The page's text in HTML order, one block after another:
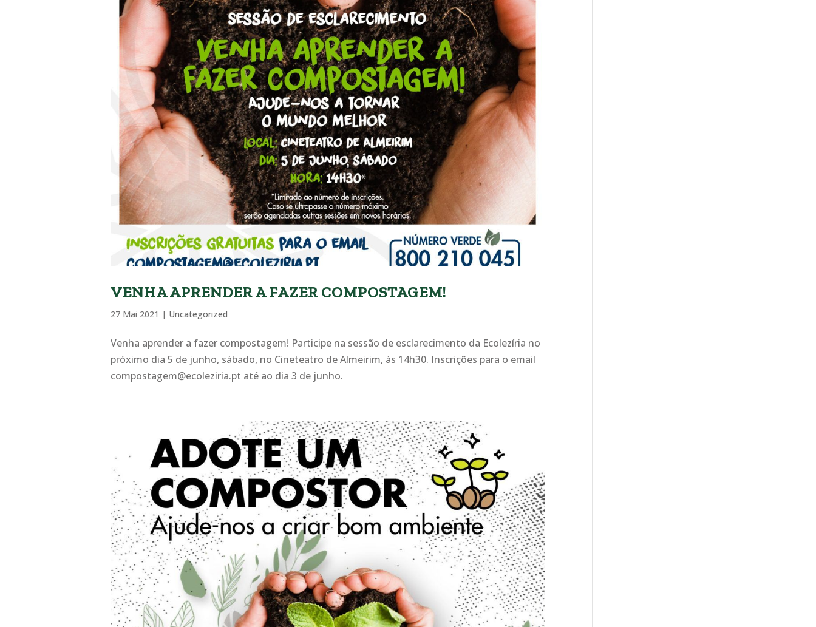
VENHA APRENDER A FAZER COMPOSTAGEM!
27 Mai 2021 | Uncategorized
Venha aprender a fazer compostagem! Participe na sessão de esclarecimento da Ecolezíria no
próximo dia 5 de junho, sábado, no Cineteatro de Almeirim, às 14h30. Inscrições para o email
compostagem@ecoleziria.pt até ao dia 3 de junho.